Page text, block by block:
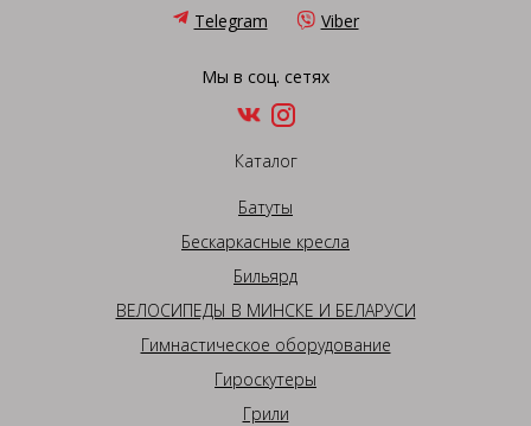
Telegram Viber
Мы в соц. сетях
Каталог
Батуты
Бескаркасные кресла
Бильярд
ВЕЛОСИПЕДЫ В МИНСКЕ И БЕЛАРУСИ
Гимнастическое оборудование
Гироскутеры
Грили